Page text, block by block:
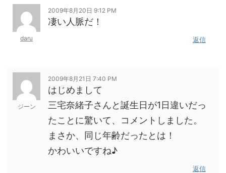
daru
2009年8月20日 9:12 PM
凄い人脈だ！
返信
ジーン
2009年8月21日 7:40 PM
はじめまして
三宅奈緒子さんと誕生日が1日違いだっ
たことに驚いて、コメントしました。
まさか、同じ年齢だったとは！
かわいいですね♪
返信